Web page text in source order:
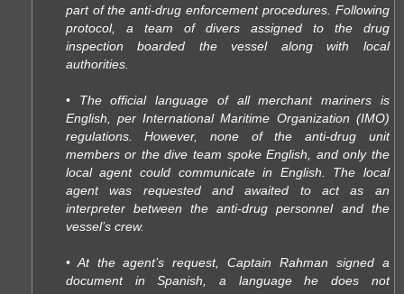
part of the anti-drug enforcement procedures. Following
protocol, a team of divers assigned to the drug
inspection boarded the vessel along with local
authorities.
• The official language of all merchant mariners is
English, per International Maritime Organization (IMO)
regulations. However, none of the anti-drug unit
members or the dive team spoke English, and only the
local agent could communicate in English. The local
agent was requested and awaited to act as an
interpreter between the anti-drug personnel and the
vessel’s crew.
• At the agent’s request, Captain Rahman signed a
document in Spanish, a language he does not